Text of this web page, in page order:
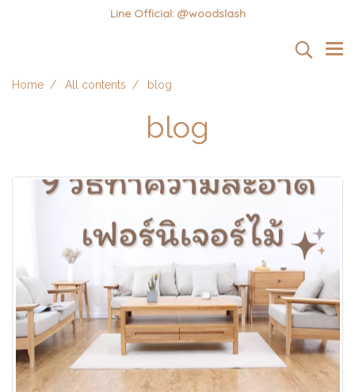
Line Official: @woodslash
Home All contents blog
blog